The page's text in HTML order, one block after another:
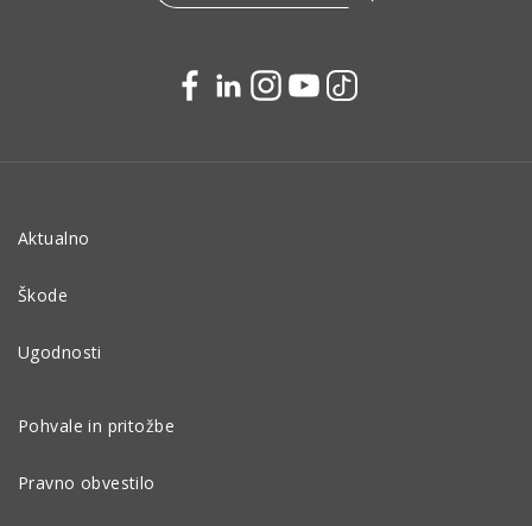
Aktualno
Škode
Ugodnosti
Pohvale in pritožbe
Pravno obvestilo